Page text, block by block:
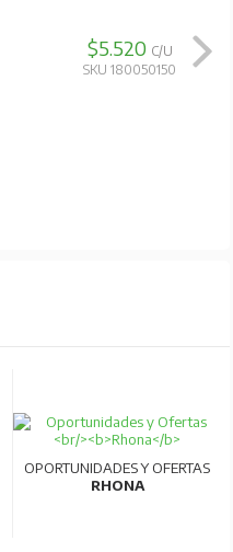
$5.520 C/U
SKU 180050150
OPORTUNIDADES Y OFERTAS
RHONA